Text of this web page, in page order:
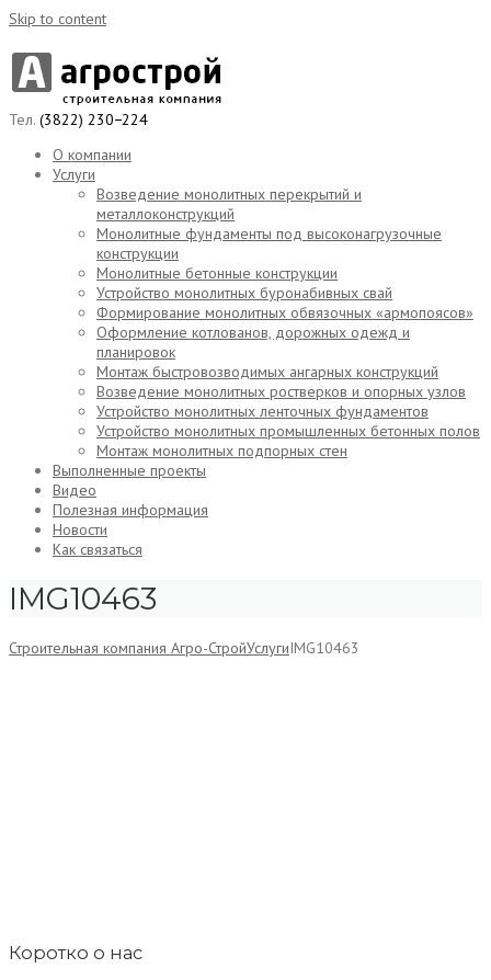
Skip to content
Тел. (3822) 230−224
О компании
Услуги
Возведение монолитных перекрытий и
металлоконструкций
Монолитные фундаменты под высоконагрузочные
конструкции
Монолитные бетонные конструкции
Устройство монолитных буронабивных свай
Формирование монолитных обвязочных «армопоясов»
Оформление котлованов, дорожных одежд и
планировок
Монтаж быстровозводимых ангарных конструкций
Возведение монолитных ростверков и опорных узлов
Устройство монолитных ленточных фундаментов
Устройство монолитных промышленных бетонных полов
Монтаж монолитных подпорных стен
Выполненные проекты
Видео
Полезная информация
Новости
Как связаться
IMG10463
Строительная компания Агро-СтройУслугиIMG10463
Коротко о нас